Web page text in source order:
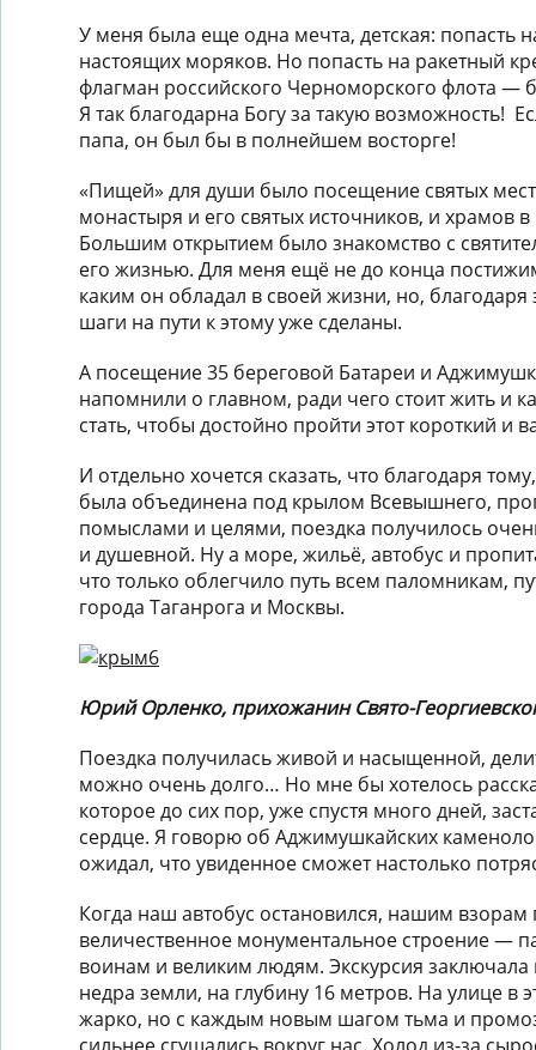
У меня была еще одна мечта, детская: попасть
настоящих моряков. Но попасть на ракетный
флагман российского Черноморского флота —
Я так благодарна Богу за такую возможность!
папа, он был бы в полнейшем восторге!
«Пищей» для души было посещение святых
монастыря и его святых источников, и храмов в
Большим открытием было знакомство с
его жизнью. Для меня ещё не до конца
каким он обладал в своей жизни, но, благодаря
шаги на пути к этому уже сделаны.
А посещение 35 береговой Батареи и
напомнили о главном, ради чего стоит жить и
стать, чтобы достойно пройти этот короткий и
И отдельно хочется сказать, что благодаря
была объединена под крылом Всевышнего,
помыслами и целями, поездка получилось
и душевной. Ну а море, жильё, автобус и
что только облегчило путь всем паломникам,
города Таганрога и Москвы.
Юрий Орленко, прихожанин Свято-
Поездка получилась живой и насыщенной,
можно очень долго… Но мне бы хотелось
которое до сих пор, уже спустя много дней,
сердце. Я говорю об Аджимушкайских
ожидал, что увиденное сможет настолько
Когда наш автобус остановился, нашим взорам
величественное монументальное строение —
воинам и великим людям. Экскурсия заключала
недра земли, на глубину 16 метров. На улице в
жарко, но с каждым новым шагом тьма и